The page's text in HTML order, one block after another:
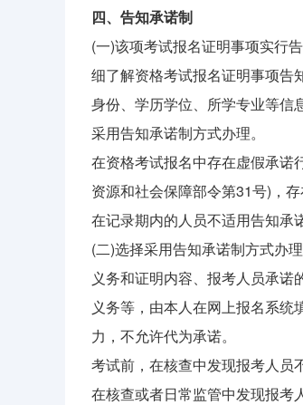
四、告知承诺制
(一)该项考试报名证明事项实行
细了解资格考试报名证明事项告
身份、学历学位、所学专业等信
采用告知承诺制方式办理。
在资格考试报名中存在虚假承诺
资源和社会保障部令第31号)，
在记录期内的人员不适用告知承
(二)选择采用告知承诺制方式办
义务和证明内容、报考人员承
义务等，由本人在网上报名系
力，不允许代为承诺。
考试前，在核查中发现报考人员
在核查或者日常监管中发现报考